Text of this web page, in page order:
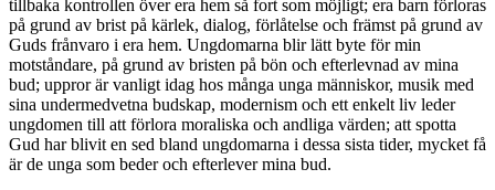
tillbaka kontrollen över era hem så fort som möjligt; era barn förloras
på grund av brist på kärlek, dialog, förlåtelse och främst på grund av
Guds frånvaro i era hem. Ungdomarna blir lätt byte för min
motståndare, på grund av bristen på bön och efterlevnad av mina
bud; uppror är vanligt idag hos många unga människor, musik med
sina undermedvetna budskap, modernism och ett enkelt liv leder
ungdomen till att förlora moraliska och andliga värden; att spotta
Gud har blivit en sed bland ungdomarna i dessa sista tider, mycket få
är de unga som beder och efterlever mina bud.